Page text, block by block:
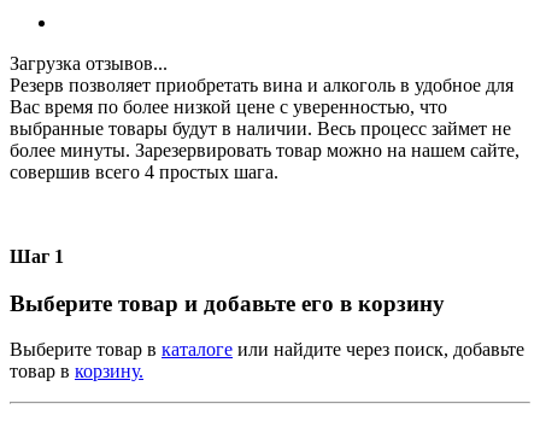
Загрузка отзывов...
Резерв позволяет приобретать вина и алкоголь в удобное для
Вас время по более низкой цене с уверенностью, что
выбранные товары будут в наличии. Весь процесс займет не
более минуты. Зарезервировать товар можно на нашем сайте,
совершив всего 4 простых шага.
Шаг 1
Выберите товар и добавьте его в корзину
Выберите товар в каталоге или найдите через поиск, добавьте
товар в корзину.